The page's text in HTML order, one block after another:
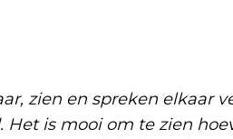
zien en spreken elkaar
is mooi om te zien